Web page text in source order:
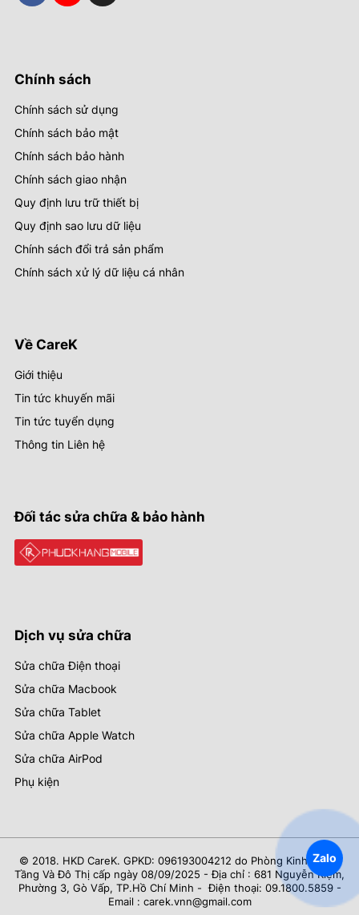
Chính sách
Chính sách sử dụng
Chính sách bảo mật
Chính sách bảo hành
Chính sách giao nhận
Quy định lưu trữ thiết bị
Quy định sao lưu dữ liệu
Chính sách đổi trả sản phẩm
Chính sách xử lý dữ liệu cá nhân
Về CareK
Giới thiệu
Tin tức khuyến mãi
Tin tức tuyển dụng
Thông tin Liên hệ
Đối tác sửa chữa & bảo hành
Dịch vụ sửa chữa
Sửa chữa Điện thoại
Sửa chữa Macbook
Sửa chữa Tablet
Sửa chữa Apple Watch
Sửa chữa AirPod
Phụ kiện
© 2018. HKD CareK. GPKD: 096193004212 do Phòng Kinh Tế Hạ
Tầng Và Đô Thị cấp ngày 08/09/2025 - Địa chỉ : 681 Nguyễn Kiệm,
Phường 3, Gò Vấp, TP.Hồ Chí Minh - Điện thoại: 09.1800.5859 -
Email : carek.vnn@gmail.com
Zalo